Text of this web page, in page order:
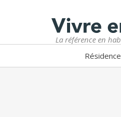
La référence en